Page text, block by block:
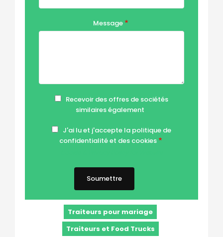
Message
Recevoir des offres de sociétés
similaires également
J'ai lu et j'accepte la politique de
confidentialité et des cookies
Traiteurs pour mariage
Traiteurs et Food Trucks